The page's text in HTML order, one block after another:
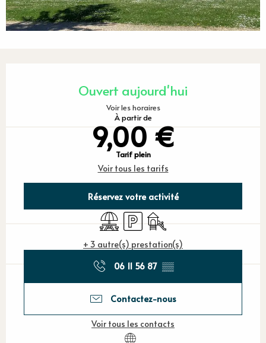
Ouvert aujourd'hui
Voir les horaires
À partir de
9,00 €
Tarif plein
Voir tous les tarifs
Réservez votre activité
Aire de pique nique
ParkingJeux pour enfants / Espace
+ 3 autre(s) prestation(s)
06 11 56 87 ▒▒
Contactez-nous
Voir tous les contacts